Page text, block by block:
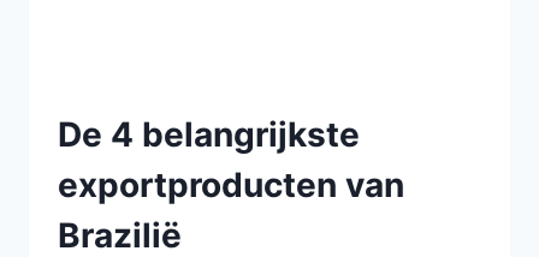
De 4 belangrijkste
exportproducten van
Brazilië